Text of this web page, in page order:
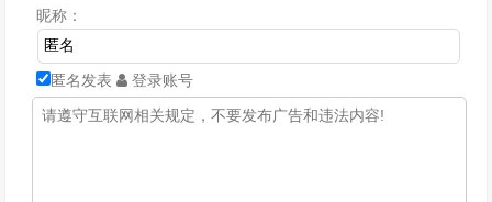
昵称：
匿名发表 登录账号